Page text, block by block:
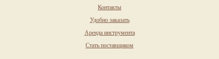
Контакты
Удобно заказать
Аренда инструмента
Стать поставщиком